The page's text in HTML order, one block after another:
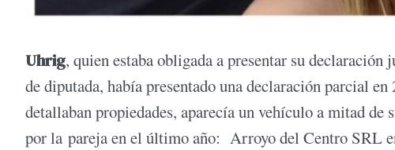
Uhrig, quien estaba obligada a presentar su
de diputada, había presentado una declaración parcial
detallaban propiedades, aparecía un vehículo a mitad de
por la pareja en el último año: Arroyo del Centro SRL